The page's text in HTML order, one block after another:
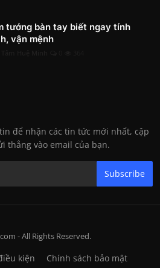
tướng bàn tay biết ngay tính
vận mệnh
để nhận các tin tức mới nhất, cập
thẳng vào email của bạn.
Subscribe
- All Rights Reserved.
kiện
Chính sách bảo mật